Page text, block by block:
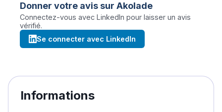
Donner votre avis sur Akolade
Connectez-vous avec LinkedIn pour laisser un avis
vérifié.
Se connecter avec LinkedIn
Informations